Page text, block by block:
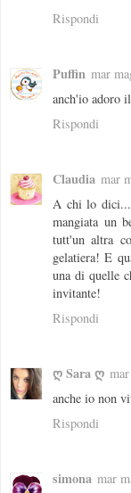
Rispondi
Puffin mar
anch'io adoro
Rispondi
Claudia mar
A chi lo
mangiata un
tutt'un altra
gelatiera! E
una di quelle
invitante!
Rispondi
ღ Sara ღ
anche io non
Rispondi
simona mar